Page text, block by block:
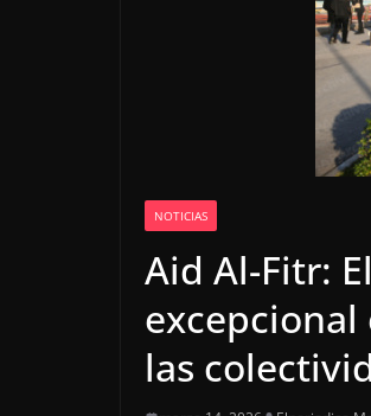
NOTICIAS
Aid Al-Fitr:
las